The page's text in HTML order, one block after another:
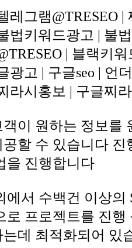
레그램@TRESEO |
법키워드광고 | 불
| 블랙키
광고 | 구글seo | 언
라시홍보 | 구글찌
이 원하는 정보를
할 수 있습니다 진
을 진행합니다
에서 수백건 이상의
로 프로젝트를 진행
데 최적화되어 있